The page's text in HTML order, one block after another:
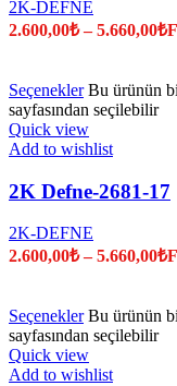
2K-DEFNE
2.600,00₺ –5.660,00₺
Seçenekler Bu ürünün
sayfasından seçilebilir
Quick view
Add to wishlist
2K Defne-2681-17
2K-DEFNE
2.600,00₺ –5.660,00₺
Seçenekler Bu ürünün
sayfasından seçilebilir
Quick view
Add to wishlist